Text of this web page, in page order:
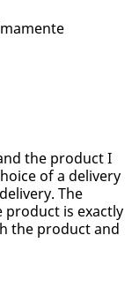
the product I
of a delivery
The
product is exactly
the product and